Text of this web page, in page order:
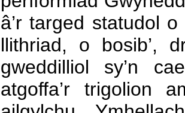
â’r targed statudol
llithriad, o bosib’,
gweddilliol sy’n
atgoffa’r trigolion